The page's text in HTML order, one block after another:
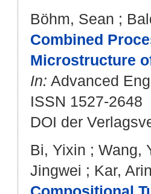
Böhm, Sean ;
Combined
Microstructure
In: Advanced
ISSN 1527-2648
DOI der
Bi, Yixin ; Wang,
Jingwei ; Kar,